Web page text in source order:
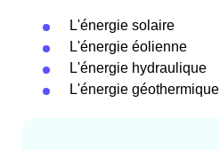
L'énergie solaire
L'énergie éolienne
L'énergie hydraulique
L'énergie géothermique